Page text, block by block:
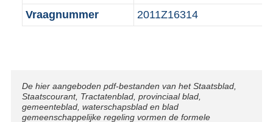
Vraagnummer
2011Z16314
Disclaimer
De hier aangeboden pdf-bestanden van het Staatsblad,
Staatscourant, Tractatenblad, provinciaal blad,
gemeenteblad, waterschapsblad en blad
gemeenschappelijke regeling vormen de formele